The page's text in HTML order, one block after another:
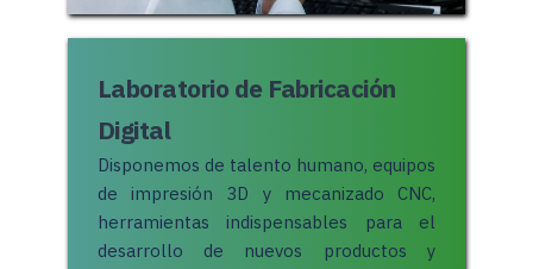
Laboratorio de Fabricación
Digital
Disponemos de talento humano, equipos
de impresión 3D y mecanizado CNC,
herramientas indispensables para el
desarrollo de nuevos productos y